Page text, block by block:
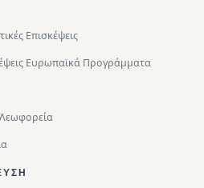
Επισκέψεις
Ευρωπαϊκά Προγράμματα